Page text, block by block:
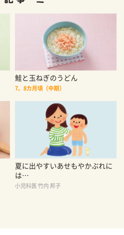
鮭と玉ねぎのうどん
7、8カ月頃（中期）
夏に出やすいあせもやかぶれに
は…
小児科医 竹内 邦子